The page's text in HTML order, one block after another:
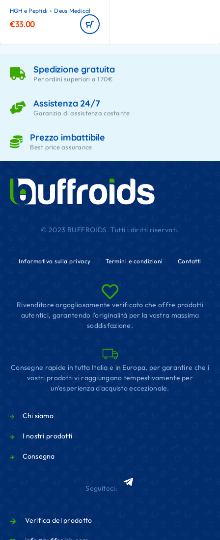
HGH e Peptidi Deus Medical
€33.00
Spedizione gratuita
Per ordini superiori a 170€
Assistenza 24/7
Garanzia di assistenza costante
Prezzo imbattibile
Best price assurance
© 2023 BUFFROIDS. Tutti i diritti riservati.
Informativa sulla privacy Termini e condizioni Contatti
Rivenditore orgogliosamente verificato che offre prodotti
autentici, garantendo l'originalità per la vostra massima
soddisfazione.
Consegne rapide in tutta Italia e in Europa, per garantire che i
vostri prodotti vi raggiungano tempestivamente per
un'esperienza d'acquisto eccezionale.
Chi siamo
I nostri prodotti
Consegna
Seguiteci:
Verifica del prodotto